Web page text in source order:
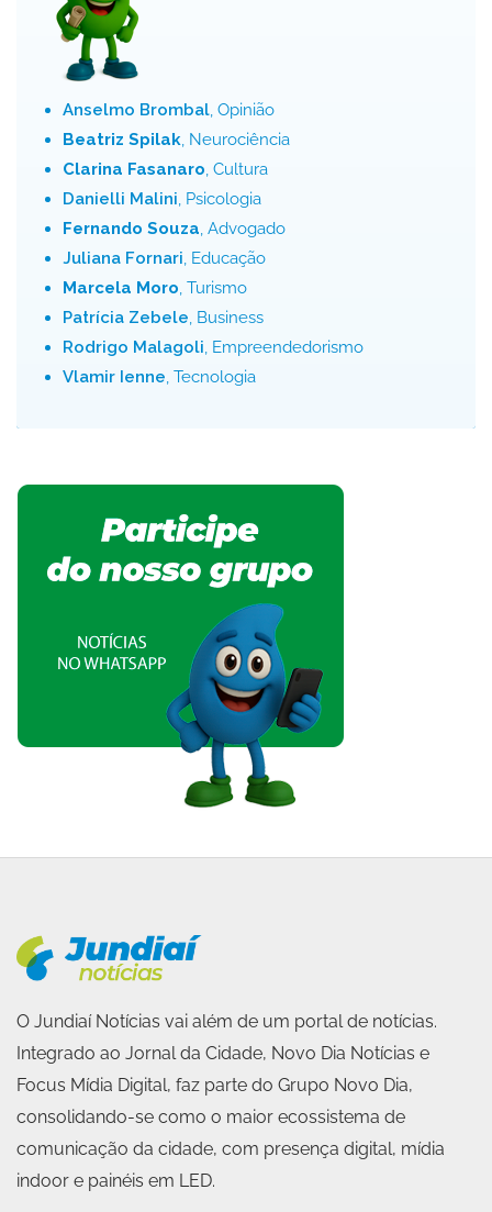
Anselmo Brombal, Opinião
Beatriz Spilak, Neurociência
Clarina Fasanaro, Cultura
Danielli Malini, Psicologia
Fernando Souza, Advogado
Juliana Fornari, Educação
Marcela Moro, Turismo
Patrícia Zebele, Business
Rodrigo Malagoli, Empreendedorismo
Vlamir Ienne, Tecnologia
O Jundiaí Notícias vai além de um portal de notícias.
Integrado ao Jornal da Cidade, Novo Dia Notícias e
Focus Mídia Digital, faz parte do Grupo Novo Dia,
consolidando-se como o maior ecossistema de
comunicação da cidade, com presença digital, mídia
indoor e painéis em LED.